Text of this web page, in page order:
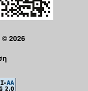
2026